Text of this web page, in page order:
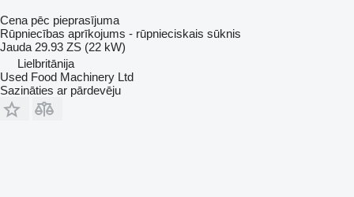
Cena pēc pieprasījuma
Rūpniecības aprīkojums - rūpnieciskais sūknis
Jauda 29.93 ZS (22 kW)
Lielbritānija
Used Food Machinery Ltd
Sazināties ar pārdevēju